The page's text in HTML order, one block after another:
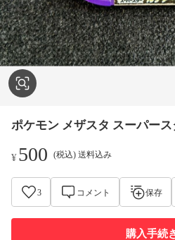
ポケモン メザスタ スーパー
¥500 (税込) 送料込み
3 コメント 保存
購入手続